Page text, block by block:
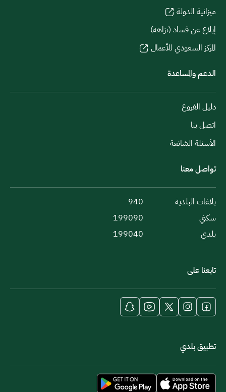
ميزانية الدولة
إبلاغ عن فساد (نزاهة)
المركز السعودي للأعمال
الدعم والمساعدة
دليل الفروع
اتصل بنا
الأسئلة الشائعة
تواصل معنا
بلاغات البلدية
940
سكني
199090
بلدي
199040
تابعنا على
تطبيق بلدي